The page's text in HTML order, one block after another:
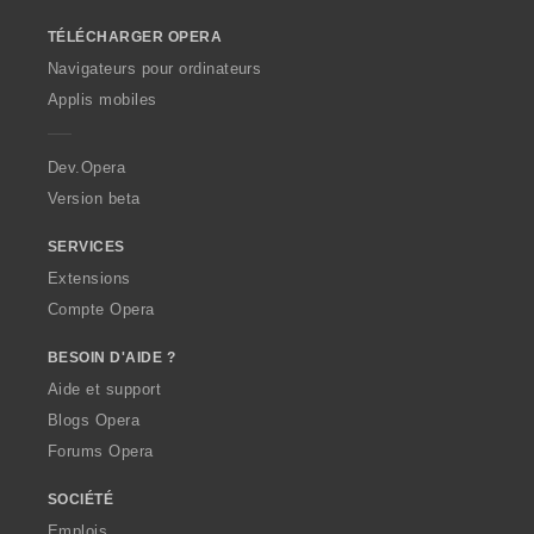
w
O
p
a
TÉLÉCHARGER OPERA
Navigateurs pour ordinateurs
Applis mobiles
Dev.Opera
Version beta
SERVICES
Extensions
Compte Opera
BESOIN D'AIDE ?
Aide et support
Blogs Opera
Forums Opera
SOCIÉTÉ